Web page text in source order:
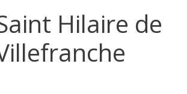
Hilaire de